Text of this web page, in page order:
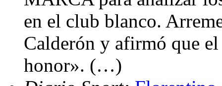
en el club blanco.
Calderón y afirmó que
honor». (…)